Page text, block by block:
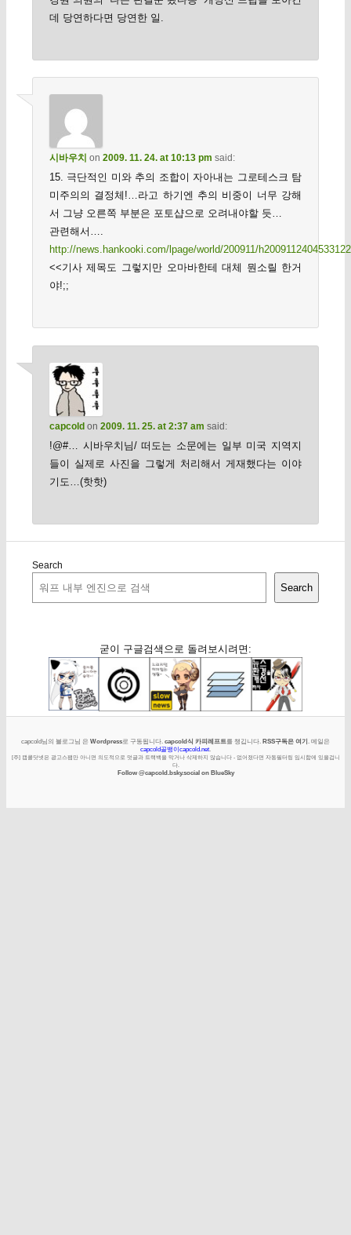
데 당연하다면 당연한 일.
시바우치 on 2009. 11. 24. at 10:13 pm said:
15. 극단적인 미와 추의 조합이 자아내는 그로테스크 탐
미주의의 결정체!…라고 하기엔 추의 비중이 너무 강해
서 그냥 오른쪽 부분은 포토샵으로 오려내야할 듯…
관련해서….
http://news.hankooki.com/lpage/world/200911/
<<기사 제목도 그렇지만 오마바한테 대체 뭔소릴 한거
야!;;
capcoldon 2009. 11. 25. at 2:37 am said:
!@#… 시바우치님/ 떠도는 소문에는 일부 미국 지역지
들이 실제로 사진을 그렇게 처리해서 게재했다는 이야
기도…(핫핫)
Search
Search
굳이 구글검색으로 돌려보시려면:
capcold님의 블로그님 은 Wordpress로 구동됩니다. capcold식 카피레프트를 챙깁니다. RSS구독은 여기. 메일은
capcold골뱅이capcold.net.
[주] 캡콜닷넷은 광고스팸만 아니면 의도적으로 덧글과 트랙백을 막거나 삭제하지 않습니다 - 없어졌다면 자동필터링 임시함에 있을겁니
다.
Follow @capcold.bsky.social on BlueSky